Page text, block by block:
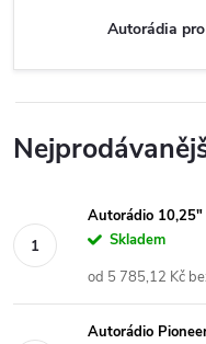
Autorádia
Autorádio
Skladem
od 5 785,12 Kč
Autorádio